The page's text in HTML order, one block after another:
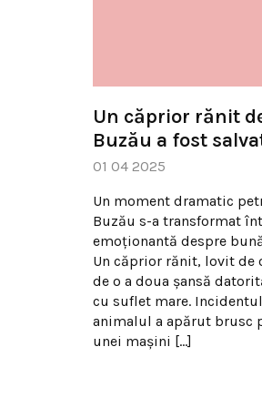
Un căprior rănit
Buzău a fost
01 04 2025
Un moment dramatic
Buzău s-a transformat
emoționantă despre
Un căprior rănit, lovit de
de o a doua șansă
cu suflet mare.
animalul a apărut brusc
unei mașini […]